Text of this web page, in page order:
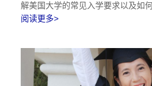
解美国大学的常见入学要求以及如
阅读更多>